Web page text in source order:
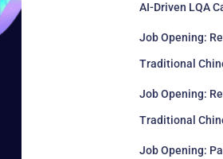
AI-Driven LQA
Job Opening:
Traditional
Job Opening:
Traditional
Job Opening: